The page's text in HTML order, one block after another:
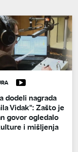
dodeli nagrada
Vidak": Zašto je
govor ogledalo
i mišljenja